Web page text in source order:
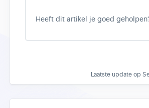
Heeft dit artikel je goed
Laatste update op